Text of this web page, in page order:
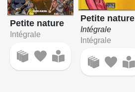
Petite nature
Intégrale
Petite nature
Intégrale
Intégrale